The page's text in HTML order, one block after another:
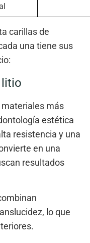
carillas de
una tiene sus
materiales más
estética
resistencia y una
en una
resultados
lo que